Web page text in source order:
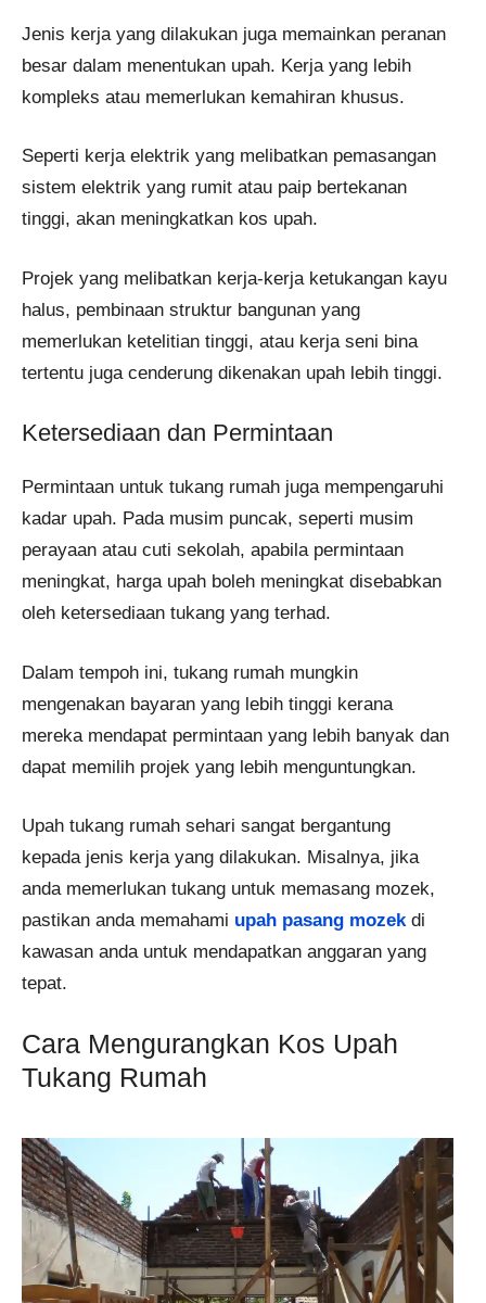
Jenis kerja yang dilakukan juga memainkan peranan
besar dalam menentukan upah. Kerja yang lebih
kompleks atau memerlukan kemahiran khusus.
Seperti kerja elektrik yang melibatkan pemasangan
sistem elektrik yang rumit atau paip bertekanan
tinggi, akan meningkatkan kos upah.
Projek yang melibatkan kerja-kerja ketukangan kayu
halus, pembinaan struktur bangunan yang
memerlukan ketelitian tinggi, atau kerja seni bina
tertentu juga cenderung dikenakan upah lebih tinggi.
Ketersediaan dan Permintaan
Permintaan untuk tukang rumah juga mempengaruhi
kadar upah. Pada musim puncak, seperti musim
perayaan atau cuti sekolah, apabila permintaan
meningkat, harga upah boleh meningkat disebabkan
oleh ketersediaan tukang yang terhad.
Dalam tempoh ini, tukang rumah mungkin
mengenakan bayaran yang lebih tinggi kerana
mereka mendapat permintaan yang lebih banyak dan
dapat memilih projek yang lebih menguntungkan.
Upah tukang rumah sehari sangat bergantung
kepada jenis kerja yang dilakukan. Misalnya, jika
anda memerlukan tukang untuk memasang mozek,
pastikan anda memahami upah pasang mozekdi
kawasan anda untuk mendapatkan anggaran yang
tepat.
Cara Mengurangkan Kos Upah
Tukang Rumah